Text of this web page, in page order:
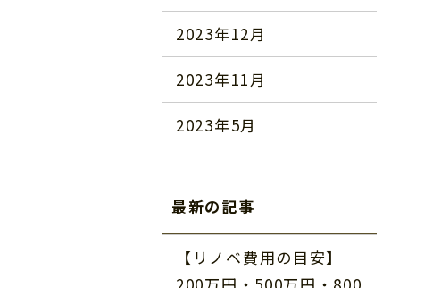
2023年12月
2023年11月
2023年5月
最新の記事
【リノベ費用の目安】